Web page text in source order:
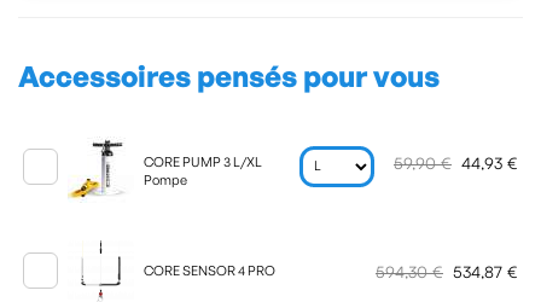
Accessoires pensés pour vous
CORE PUMP 3 L/XL
Pompe
59,90 € 44,93 €
CORE SENSOR 4 PRO 594,30 € 534,87 €